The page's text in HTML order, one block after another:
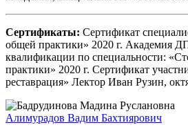
Сертификаты: Сертификат
общей практики» 2020 г. Академия
квалификации по специальности:
практики» 2020 г. Сертификат
реставрация» Лектор Иван Рузин,
Алимурадов Вадим Бахтиярович